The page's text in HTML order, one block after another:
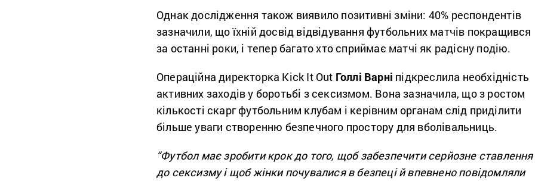
Однак дослідження також виявило позитивні зміни: 40% респондентів
зазначили, що їхній досвід відвідування футбольних матчів покращився
за останні роки, і тепер багато хто сприймає матчі як радісну подію.
Операційна директорка Kick It Out Голлі Варні підкреслила необхідність
активних заходів у боротьбі з сексизмом. Вона зазначила, що з ростом
кількості скарг футбольним клубам і керівним органам слід приділити
більше уваги створенню безпечного простору для вболівальниць.
“Футбол має зробити крок до того, щоб забезпечити серйозне ставлення
до сексизму і щоб жінки почувалися в безпеці й впевнено повідомляли